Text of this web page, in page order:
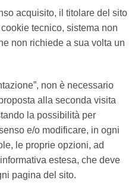
acquisito, il titolare del sito
tecnico, sistema non
non richiede a sua volta un
non è necessario
alla seconda visita
la possibilità per
e/o modificare, in ogni
le proprie opzioni, ad
estesa, che deve
pagina del sito.